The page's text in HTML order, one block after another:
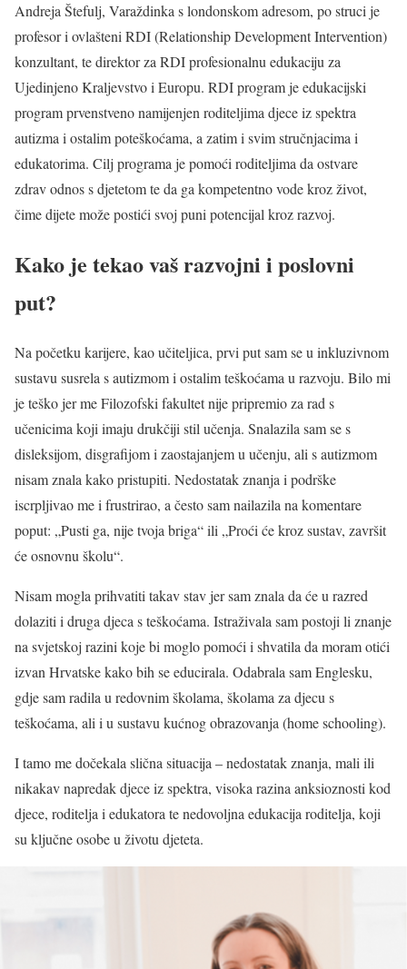
Andreja Štefulj, Varaždinka s londonskom adresom, po struci je
profesor i ovlašteni RDI (Relationship Development Intervention)
konzultant, te direktor za RDI profesionalnu edukaciju za
Ujedinjeno Kraljevstvo i Europu. RDI program je edukacijski
program prvenstveno namijenjen roditeljima djece iz spektra
autizma i ostalim poteškoćama, a zatim i svim stručnjacima i
edukatorima. Cilj programa je pomoći roditeljima da ostvare
zdrav odnos s djetetom te da ga kompetentno vode kroz život,
čime dijete može postići svoj puni potencijal kroz razvoj.
Kako je tekao vaš razvojni i poslovni
put?
Na početku karijere, kao učiteljica, prvi put sam se u inkluzivnom
sustavu susrela s autizmom i ostalim teškoćama u razvoju. Bilo mi
je teško jer me Filozofski fakultet nije pripremio za rad s
učenicima koji imaju drukčiji stil učenja. Snalazila sam se s
disleksijom, disgrafijom i zaostajanjem u učenju, ali s autizmom
nisam znala kako pristupiti. Nedostatak znanja i podrške
iscrpljivao me i frustrirao, a često sam nailazila na komentare
poput: „Pusti ga, nije tvoja briga“ ili „Proći će kroz sustav, završit
će osnovnu školu“.
Nisam mogla prihvatiti takav stav jer sam znala da će u razred
dolaziti i druga djeca s teškoćama. Istraživala sam postoji li znanje
na svjetskoj razini koje bi moglo pomoći i shvatila da moram otići
izvan Hrvatske kako bih se educirala. Odabrala sam Englesku,
gdje sam radila u redovnim školama, školama za djecu s
teškoćama, ali i u sustavu kućnog obrazovanja (home schooling).
I tamo me dočekala slična situacija – nedostatak znanja, mali ili
nikakav napredak djece iz spektra, visoka razina anksioznosti kod
djece, roditelja i edukatora te nedovoljna edukacija roditelja, koji
su ključne osobe u životu djeteta.